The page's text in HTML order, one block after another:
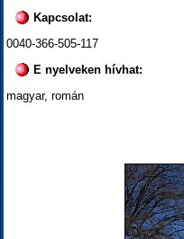
Kapcsolat:
0040-366-505-117
E nyelveken hívhat:
magyar, román